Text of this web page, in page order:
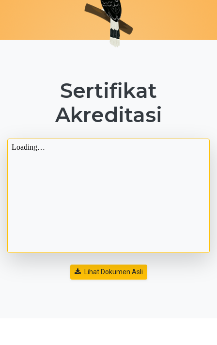
Sertifikat
Akreditasi
Lihat Dokumen Asli